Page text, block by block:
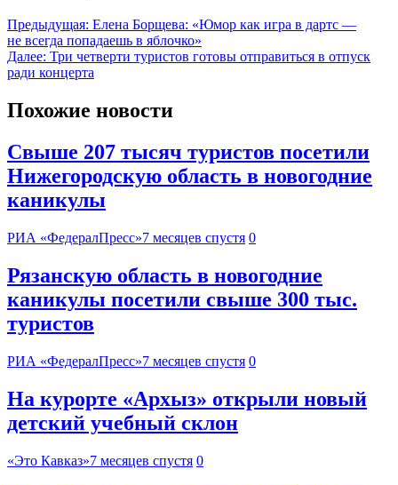
Предыдущая: Елена Борщева: «Юмор как игра в дартс —
не всегда попадаешь в яблочко»
Далее: Три четверти туристов готовы отправиться в отпуск
ради концерта
Похожие новости
Свыше 207 тысяч туристов посетили
Нижегородскую область в новогодние
каникулы
РИА «ФедералПресс»7 месяцев спустя 0
Рязанскую область в новогодние
каникулы посетили свыше 300 тыс.
туристов
РИА «ФедералПресс»7 месяцев спустя 0
На курорте «Архыз» открыли новый
детский учебный склон
«Это Кавказ»7 месяцев спустя 0